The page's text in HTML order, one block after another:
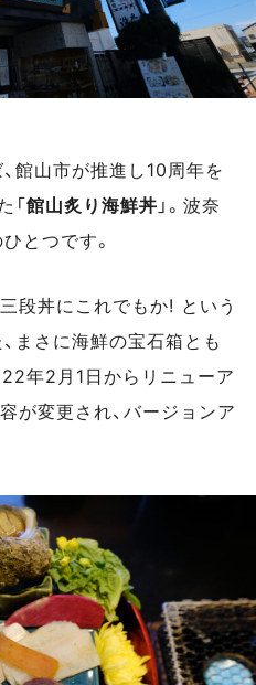
館山市が推進し10周年を
「館山炙り海鮮丼 」。波奈
とつです。
三段丼にこれでもか! という
まさに海鮮の宝石箱とも
年2月1日からリニューア
が変更され、バージョンア